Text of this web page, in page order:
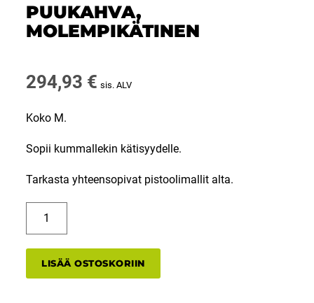
PUUKAHVA,
MOLEMPIKÄTINEN
294,93 € sis. ALV
Koko M.
Sopii kummallekin kätisyydelle.
Tarkasta yhteensopivat pistoolimallit alta.
molempikätinen
LISÄÄ OSTOSKORIIN